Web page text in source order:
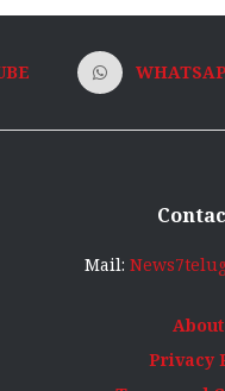
Mail:
Privacy